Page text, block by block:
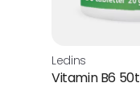
Ledins
Vitamin B6 50t